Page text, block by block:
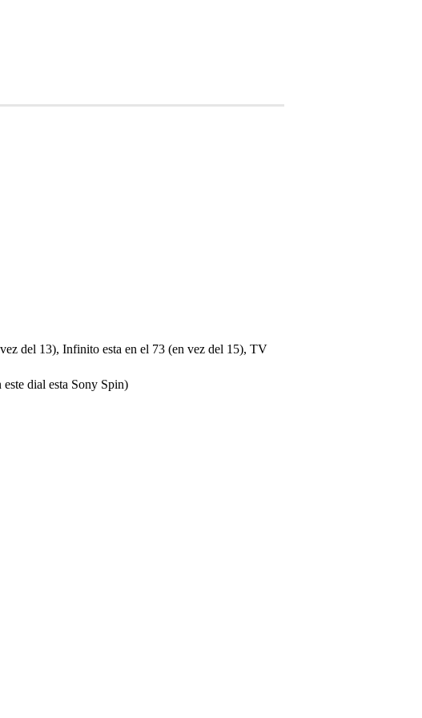
del 13), Infinito esta en el 73 (en vez del 15), TV
dial esta Sony Spin)